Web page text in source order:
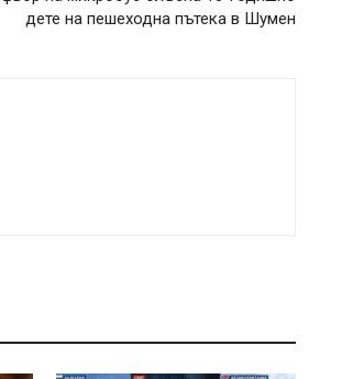
дете на пешеходна пътека в Шумен